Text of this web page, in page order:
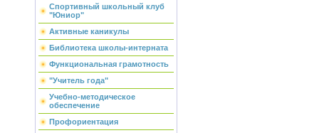
Спортивный школьный клуб
"Юниор"
Активные каникулы
Библиотека школы-интерната
Функциональная грамотность
"Учитель года"
Учебно-методическое
обеспечение
Профориентация